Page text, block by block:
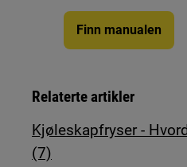
Finn manualen
Relaterte artikler
Kjøleskapfryser -
(7)